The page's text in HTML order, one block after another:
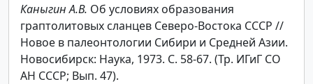
Каныгин А.В. Об условиях образования
граптолитовых сланцев Северо-Востока СССР //
Новое в палеонтологии Сибири и Средней Азии.
Новосибирск: Наука, 1973. С. 58-67. (Тр. ИГиГ СО
АН СССР; Вып. 47).